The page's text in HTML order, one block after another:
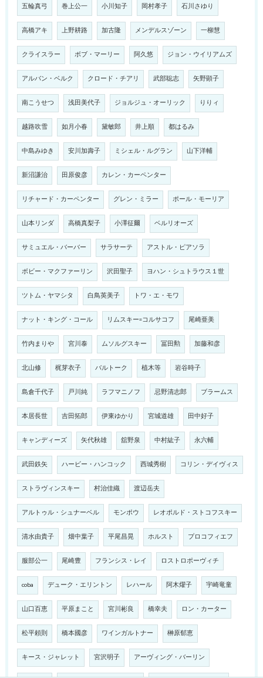
五輪真弓 巻上公一 小川知子 岡村孝子 石川さゆり
高橋アキ 上野耕路 加古隆 メンデルスゾーン 一柳慧
クライスラー ボブ・マーリー 阿久悠 ジョン・ウイリアムズ
アルバン・ベルク クロード・チアリ 武部聡志 矢野顕子
南こうせつ 浅田美代子 ジョルジュ・オーリック りりィ
越路吹雪 如月小春 黛敏郎 井上順 都はるみ
中島みゆき 安川加壽子 ミシェル・ルグラン 山下洋輔
新沼謙治 田原俊彦 カレン・カーペンター
リチャード・カーペンター グレン・ミラー ポール・モーリア
山本リンダ 高橋真梨子 小澤征爾 ベルリオーズ
サミュエル・バーバー サラサーテ アストル・ピアソラ
ボビー・マクファーリン 沢田聖子 ヨハン・シュトラウス１世
ツトム・ヤマシタ 白鳥英美子 トワ・エ・モワ
ナット・キング・コール リムスキー=コルサコフ 尾崎亜美
竹内まりや 宮川泰 ムソルグスキー 冨田勲 加藤和彦
北山修 梶芽衣子 バルトーク 植木等 岩谷時子
島倉千代子 戸川純 ラフマニノフ 忌野清志郎 ブラームス
本居長世 吉田拓郎 伊東ゆかり 宮城道雄 田中好子
キャンディーズ 矢代秋雄 舘野泉 中村紘子 永六輔
武田鉄矢 ハービー・ハンコック 西城秀樹 コリン・デイヴィス
ストラヴィンスキー 村治佳織 渡辺岳夫
アルトゥル・シュナーベル モンポウ レオポルド・ストコフスキー
清水由貴子 畑中葉子 平尾昌晃 ホルスト プロコフィエフ
服部公一 尾崎豊 フランシス・レイ ロストロポーヴィチ
coba デューク・エリントン レハール 阿木燿子 宇崎竜童
山口百恵 平原まこと 宮川彬良 橋幸夫 ロン・カーター
松平頼則 橋本國彦 ワインガルトナー 榊原郁恵
キース・ジャレット 宮沢明子 アーヴィング・バーリン